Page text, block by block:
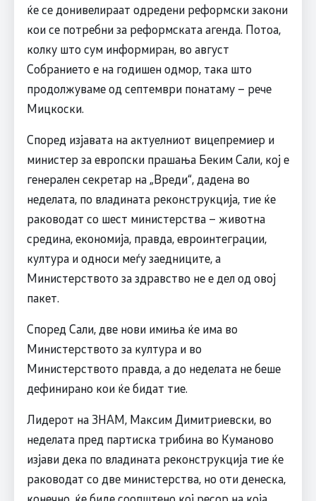
ќе се донивелираат одредени реформски закони
кои се потребни за реформската агенда. Потоа,
колку што сум информиран, во август
Собранието е на годишен одмор, така што
продолжуваме од септември понатаму – рече
Мицкоски.
Според изјавата на актуелниот вицепремиер и
министер за европски прашања Беким Сали, кој е
генерален секретар на „Вреди“, дадена во
неделата, по владината реконструкција, тие ќе
раководат со шест министерства – животна
средина, економија, правда, евроинтеграции,
култура и односи меѓу заедниците, а
Министерството за здравство не е дел од овој
пакет.
Според Сали, две нови имиња ќе има во
Министерството за култура и во
Министерството правда, а до неделата не беше
дефинирано кои ќе бидат тие.
Лидерот на ЗНАМ, Максим Димитриевски, во
неделата пред партиска трибина во Куманово
изјави дека по владината реконструкција тие ќе
раководат со две министерства, но оти денеска,